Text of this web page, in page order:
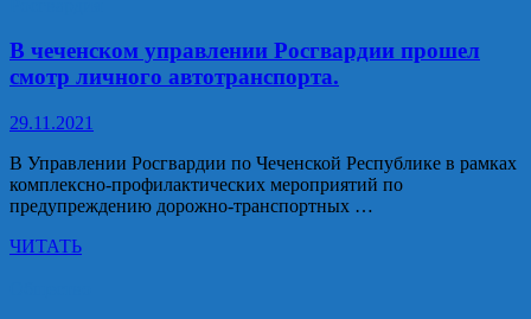
состоялось
мероприятие,
Дню
матери
В чеченском управлении Росгвардии прошел
смотр личного автотранспорта.
29.11.2021
В Управлении Росгвардии по Чеченской Республике в рамках
комплексно-профилактических мероприятий по
предупреждению дорожно-транспортных …
В
ЧИТАТЬ